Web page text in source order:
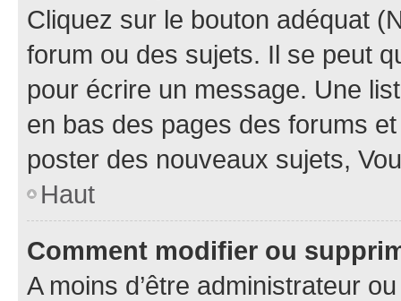
Cliquez sur le bouton adéquat
forum ou des sujets. Il se peut
pour écrire un message. Une
en bas des pages des forums
poster des nouveaux sujets,
Haut
Comment modifier ou
A moins d’être administrateur